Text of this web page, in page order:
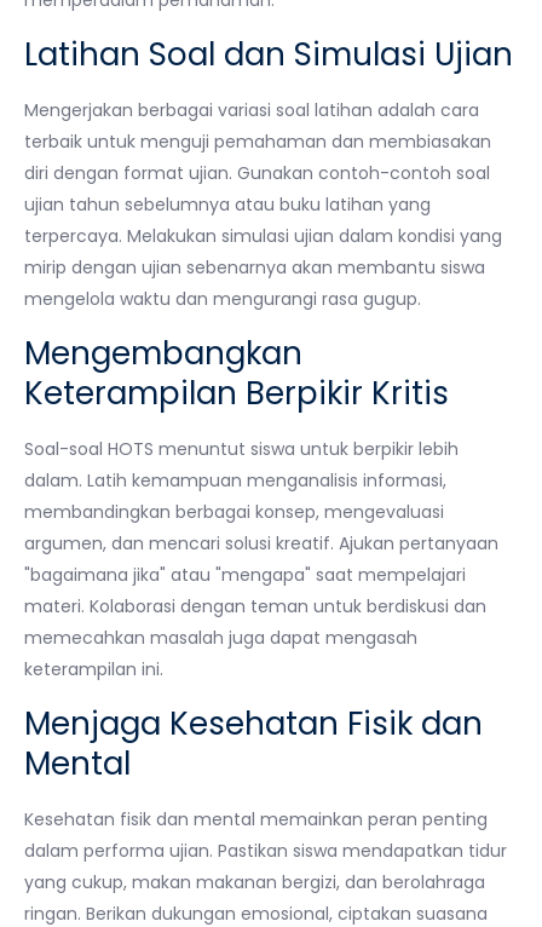
Latihan Soal dan Simulasi Ujian
Mengerjakan berbagai variasi soal latihan adalah cara
terbaik untuk menguji pemahaman dan membiasakan
diri dengan format ujian. Gunakan contoh-contoh soal
ujian tahun sebelumnya atau buku latihan yang
terpercaya. Melakukan simulasi ujian dalam kondisi yang
mirip dengan ujian sebenarnya akan membantu siswa
mengelola waktu dan mengurangi rasa gugup.
Mengembangkan
Keterampilan Berpikir Kritis
Soal-soal HOTS menuntut siswa untuk berpikir lebih
dalam. Latih kemampuan menganalisis informasi,
membandingkan berbagai konsep, mengevaluasi
argumen, dan mencari solusi kreatif. Ajukan pertanyaan
"bagaimana jika" atau "mengapa" saat mempelajari
materi. Kolaborasi dengan teman untuk berdiskusi dan
memecahkan masalah juga dapat mengasah
keterampilan ini.
Menjaga Kesehatan Fisik dan
Mental
Kesehatan fisik dan mental memainkan peran penting
dalam performa ujian. Pastikan siswa mendapatkan tidur
yang cukup, makan makanan bergizi, dan berolahraga
ringan. Berikan dukungan emosional, ciptakan suasana